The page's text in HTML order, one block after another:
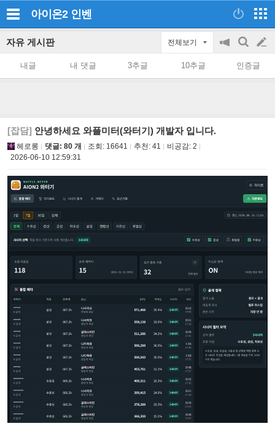
아이온2 인벤
자유 게시판 전체보기
공
on/off
검
색
글
쓰
내글 내 댓글 3추글 10추글 인증글
[잡담] 안녕하세요 와플미터(와터기) 개발자 입니다.
헤로롱 댓글: 80 개 조회: 16641 추천: 41 비공감: 2
2026-06-10 12:59:31